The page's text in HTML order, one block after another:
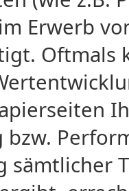
Erwerb
Oftmals
sämtlicher